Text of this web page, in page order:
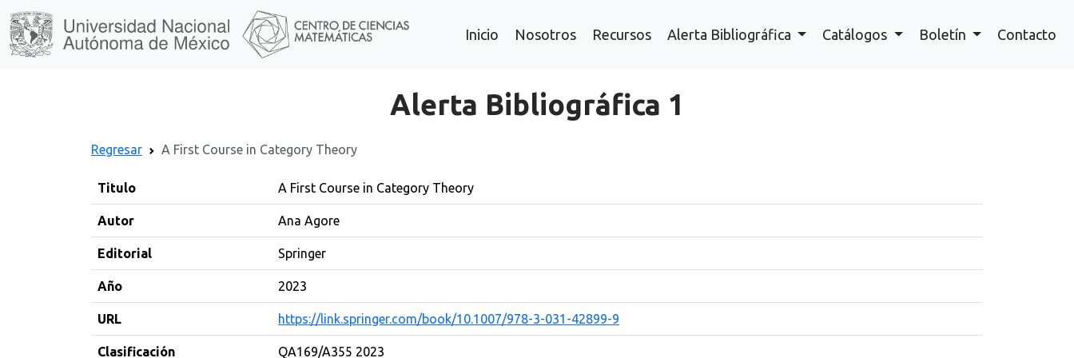
Inicio Nosotros Recursos Alerta Bibliográfica Catálogos Boletín Contacto
Alerta Bibliográfica 1
Regresar A First Course in Category Theory
Titulo A First Course in Category Theory
Autor Ana Agore
Editorial Springer
Año 2023
URL https://link.springer.com/book/10.1007/978-3-031-42899-9
Clasificación QA169/A355 2023